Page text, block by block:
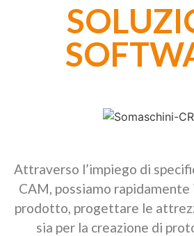
Attraverso l’impiego di
CAM, possiamo
prodotto, progettare le
sia per la creazione di